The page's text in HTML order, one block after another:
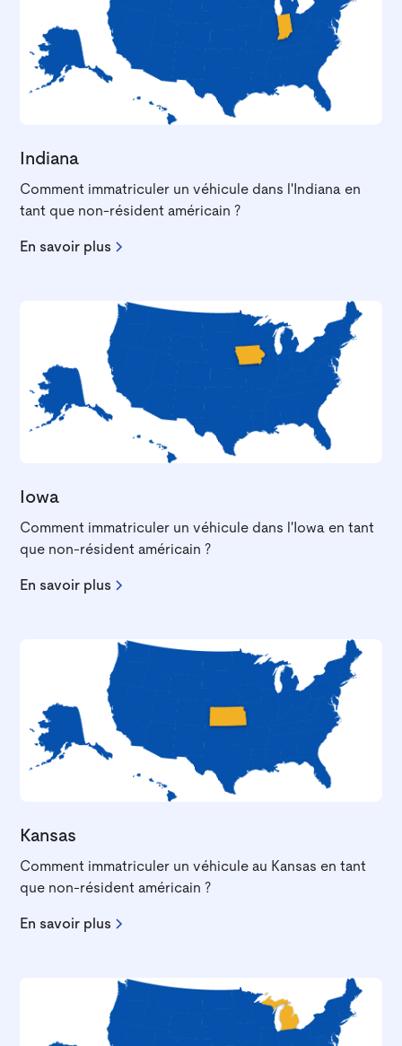
Indiana
Comment immatriculer un véhicule dans l'Indiana en
tant que non-résident américain ?
En savoir plus
Iowa
Comment immatriculer un véhicule dans l'Iowa en tant
que non-résident américain ?
En savoir plus
Kansas
Comment immatriculer un véhicule au Kansas en tant
que non-résident américain ?
En savoir plus